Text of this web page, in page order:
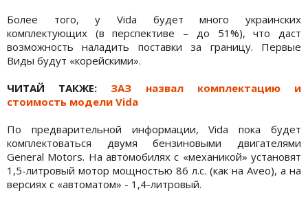
Более того, у Vida будет много украинских
комплектующих (в перспективе – до 51%), что даст
возможность наладить поставки за границу. Первые
Виды будут «корейскими».
ЧИТАЙ ТАКЖЕ: ЗАЗ назвал комплектацию и
стоимость модели Vida
По предварительной информации, Vida пока будет
комплектоваться двумя бензиновыми двигателями
General Motors. На автомобилях с «механикой» установят
1,5-литровый мотор мощностью 86 л.с. (как на Aveo), а на
версиях с «автоматом» - 1,4-литровый.